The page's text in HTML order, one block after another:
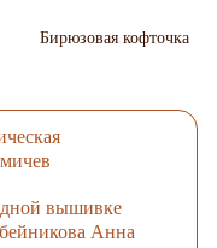
Бирюзовая кофточка
вышивке
Анна